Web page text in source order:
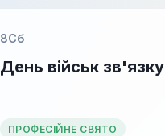
8Сб
День військ зв'язку
ПРОФЕСІЙНЕ СВЯТО